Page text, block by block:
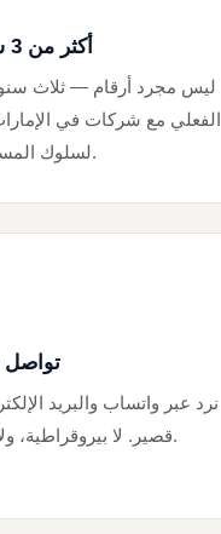
أكثر من 3 سنوات خبرة
ليس مجرد أرقام — ثلاث
الفعلي مع شركات في
لسلوك المستخدم المحلي.
تواصل
نرد عبر واتساب والبريد
قصير. لا بيروقراطية، ولا انتظار طويل.